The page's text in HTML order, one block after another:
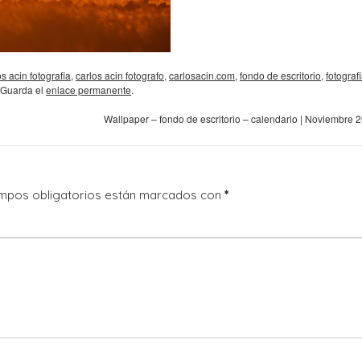
acin fotografia, carlos acin fotografo, carlosacin.com, fondo de escritorio,
el enlace permanente.
Wallpaper – fondo de escritorio – calendario | Noviembre
obligatorios están marcados con *